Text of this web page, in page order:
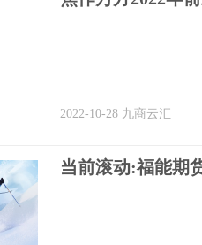
2022-10-28 九商云汇
当前滚动:福能期